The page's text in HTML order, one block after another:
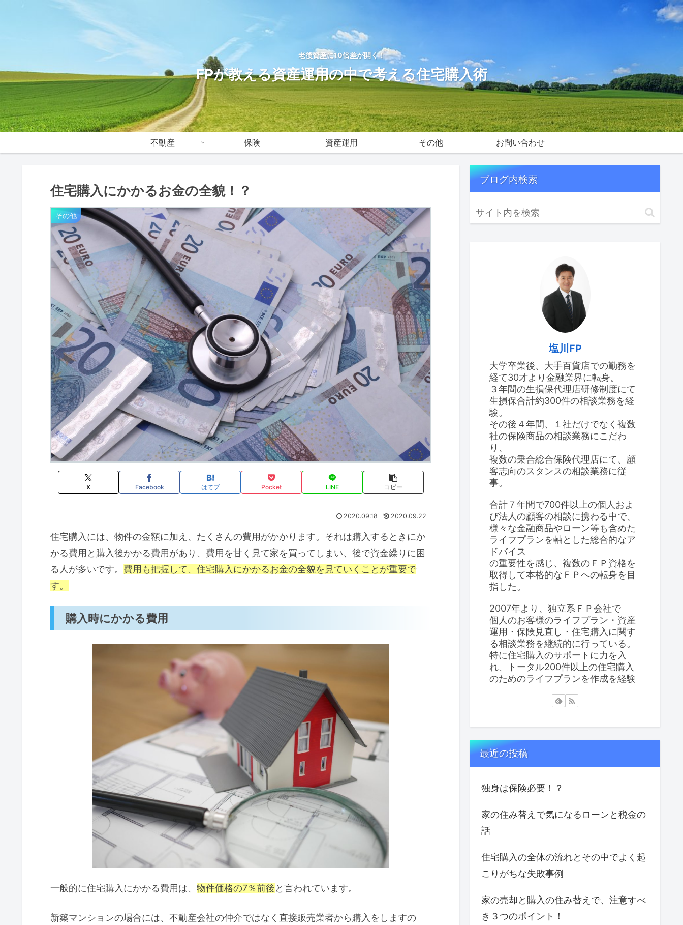
老後資産に10倍差が開く！
FPが教える資産運用の中で考える住宅購入術
不動産 保険 資産運用 その他 お問い合わせ
住宅購入にかかるお金の全貌！？
その他
X Facebook はてブ Pocket LINE コピー
2020.09.18 2020.09.22
住宅購入には、物件の金額に加え、たくさんの費用がかかります。それは購入するときにか
かる費用と購入後かかる費用があり、費用を甘く見て家を買ってしまい、後で資金繰りに困
る人が多いです。 費用も把握して、住宅購入にかかるお金の全貌を見ていくことが重要で
す。
購入時にかかる費用
一般的に住宅購入にかかる費用は、 物件価格の7％前後と言われています。
新築マンションの場合には、不動産会社の仲介ではなく直接販売業者から購入をしますの
ブログ内検索
塩川FP
大学卒業後、大手百貨店での勤務を
経て30才より金融業界に転身。
３年間の生損保代理店研修制度にて
生損保合計約300件の相談業務を経
験。
その後４年間、１社だけでなく複数
社の保険商品の相談業務にこだわ
り、
複数の乗合総合保険代理店にて、顧
客志向のスタンスの相談業務に従
事。
合計７年間で700件以上の個人およ
び法人の顧客の相談に携わる中で、
様々な金融商品やローン等も含めた
ライフプランを軸とした総合的なア
ドバイス
の重要性を感じ、複数のＦＰ資格を
取得して本格的なＦＰへの転身を目
指した。
2007年より、独立系ＦＰ会社で
個人のお客様のライフプラン・資産
運用・保険見直し・住宅購入に関す
る相談業務を継続的に行っている。
特に住宅購入のサポートに力を入
れ、トータル200件以上の住宅購入
のためのライフプランを作成を経験
最近の投稿
独身は保険必要！？
家の住み替えで気になるローンと税金の
話
住宅購入の全体の流れとその中でよく起
こりがちな失敗事例
家の売却と購入の住み替えで、注意すべ
き３つのポイント！